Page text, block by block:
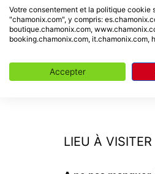
Ski room
Billard, massages
Wifi gratuit
LIEU À VISITER
Votre consentement et la politique cookie
"chamonix.com", y compris:
boutique.chamonix.com,
booking.chamonix.com, it.chamonix.com,
Accepter